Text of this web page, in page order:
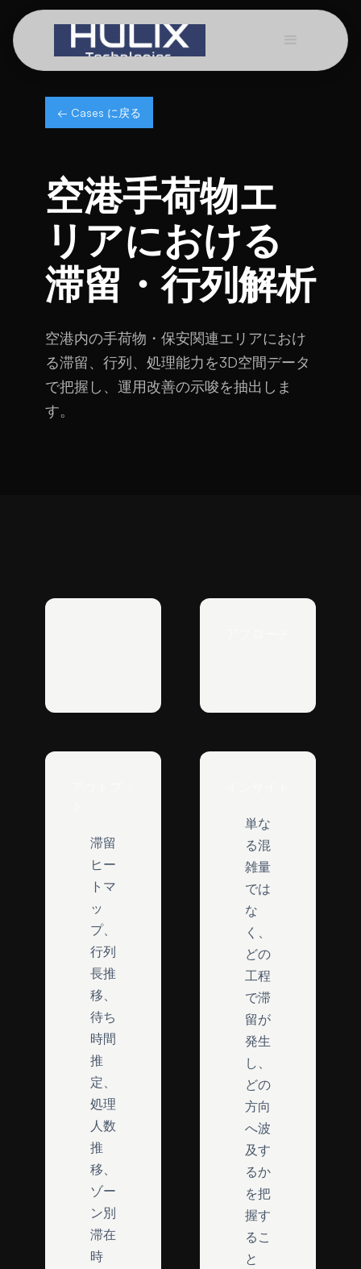
← Cases に戻る
空港手荷物エ
リアにおける
滞留・行列解析
空港内の手荷物・保安関連エリアにおけ
る滞留、行列、処理能力を3D空間データ
で把握し、運用改善の示唆を抽出しま
す。
滞留
ヒー
トマ
ッ
プ、
行列
長推
移、
待ち
時間
推
定、
処理
人数
推
移、
ゾー
ン別
滞在
時
単な
る混
雑量
では
な
く、
どの
工程
で滞
留が
発生
し、
どの
方向
へ波
及す
るか
を把
握す
るこ
と